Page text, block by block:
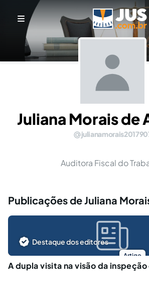
Juliana Morais de
Auditora Fiscal do
Publicações de Juliana
Artigo
Destaque dos editores
A dupla visita na visão da